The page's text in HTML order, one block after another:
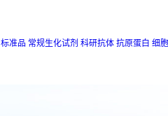
标准品 常规生化试剂 科研抗体 抗原蛋白 细胞